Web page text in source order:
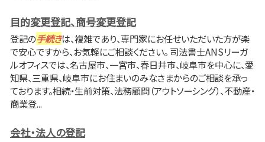
目的変更登記、商号変更登記
登記の手続きは、複雑であり、専門家にお任せいただいた方が楽
で安心ですから、お気軽にご相談ください。 司法書士ANSリーガ
ルオフィスでは、名古屋市、一宮市、春日井市、岐阜市を中心に、愛
知県、三重県、岐阜市にお住まいのみなさまからのご相談を承っ
ております。相続・生前対策、法務顧問（アウトソーシング）、不動産・
商業登...
会社・法人の登記